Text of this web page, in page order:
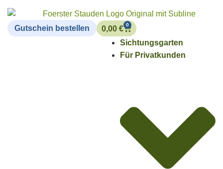
Gutschein bestellen 0,00 € 0
Sichtungsgarten
Für Privatkunden